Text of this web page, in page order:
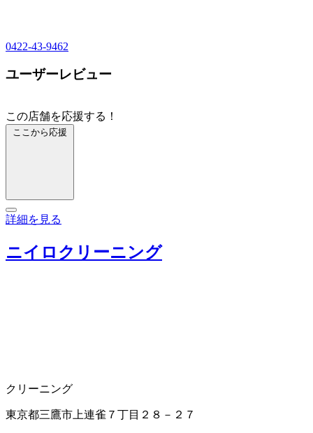
0422-43-9462
ユーザーレビュー
この店舗を応援する！
ここから応援
詳細を見る
ニイロクリーニング
クリーニング
東京都三鷹市上連雀７丁目２８－２７